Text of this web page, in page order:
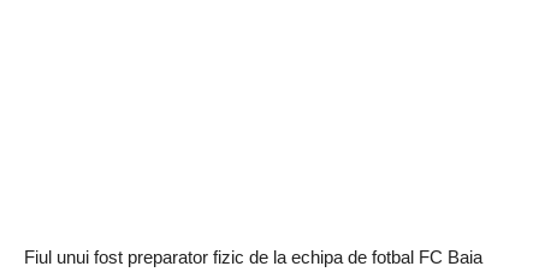
Fiul unui fost preparator fizic de la echipa de fotbal FC Baia